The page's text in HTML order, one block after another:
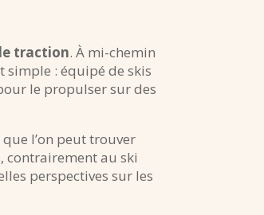
traction. À mi-chemin
simple : équipé de skis
le propulser sur des
l’on peut trouver
contrairement au ski
perspectives sur les